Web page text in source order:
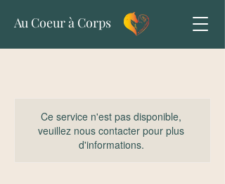
Au Coeur à Corps
Ce service n'est pas disponible,
veuillez nous contacter pour plus
d'informations.